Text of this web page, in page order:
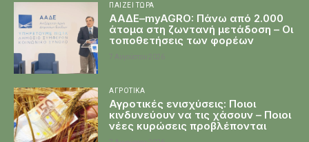
ΠΑΊΖΕΙ ΤΏΡΑ
ΑΑΔΕ–myAGRO: Πάνω από 2.000
άτομα στη ζωντανή μετάδοση – Οι
τοποθετήσεις των φορέων
ΑΓΡΟΤΙΚΆ
Αγροτικές ενισχύσεις: Ποιοι
κινδυνεύουν να τις χάσουν – Ποιοι
νέες κυρώσεις προβλέπονται